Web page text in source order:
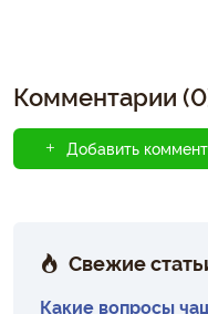
Комментарии
Добавить
Свежие
Какие вопросы